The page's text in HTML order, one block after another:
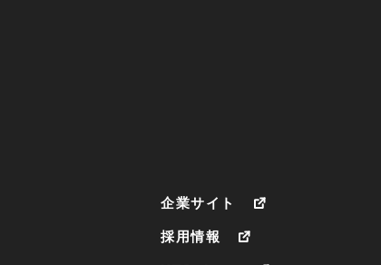
企業サイト
採用情報